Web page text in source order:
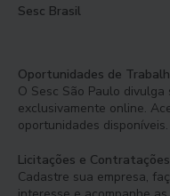
Sesc Brasil
Oportunidades de
O Sesc São Paulo
exclusivamente online.
oportunidades disponíveis.
Licitações e Contratações
Cadastre sua empresa,